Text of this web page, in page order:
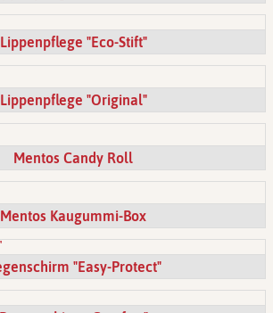
Lippenpflege "Eco-Stift"
Lippenpflege "Original"
Mentos Candy Roll
Mentos Kaugummi-Box
"Easy-Protect"